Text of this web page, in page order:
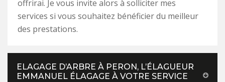
offrirai. Je vous invite alors à solliciter mes
services si vous souhaitez bénéficier du meilleur
des prestations.
ELAGAGE D’ARBRE À PERON, L’ÉLAGUEUR
EMMANUEL ÉLAGAGE À VOTRE SERVICE